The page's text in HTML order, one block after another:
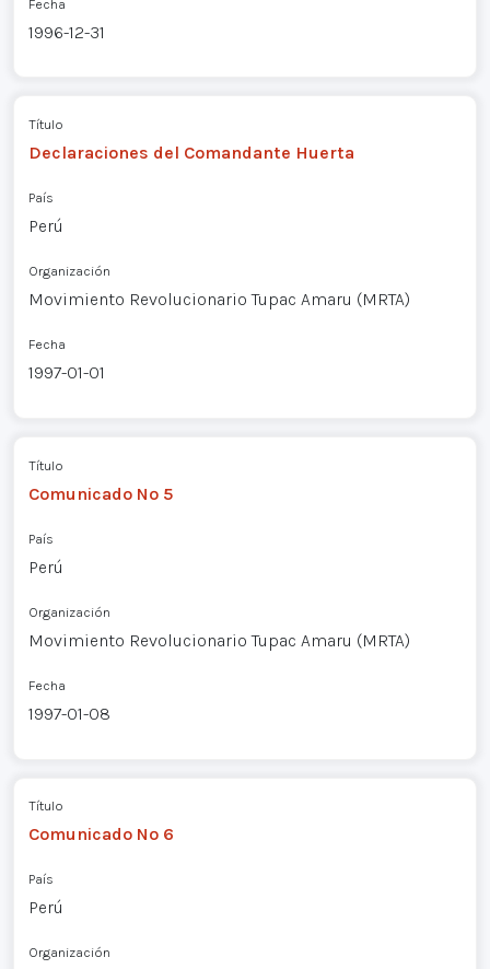
Fecha
1996-12-31
Título
Declaraciones del Comandante Huerta
País
Perú
Organización
Movimiento Revolucionario Tupac Amaru (MRTA)
Fecha
1997-01-01
Título
Comunicado Nº 5
País
Perú
Organización
Movimiento Revolucionario Tupac Amaru (MRTA)
Fecha
1997-01-08
Título
Comunicado Nº 6
País
Perú
Organización